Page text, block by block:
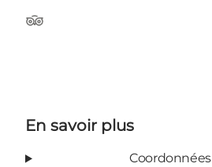
Tripadvisor
En savoir plus
Coordonnées